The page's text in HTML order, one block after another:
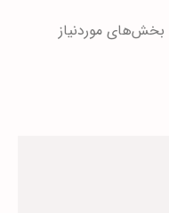
بخش‌های موردنیاز